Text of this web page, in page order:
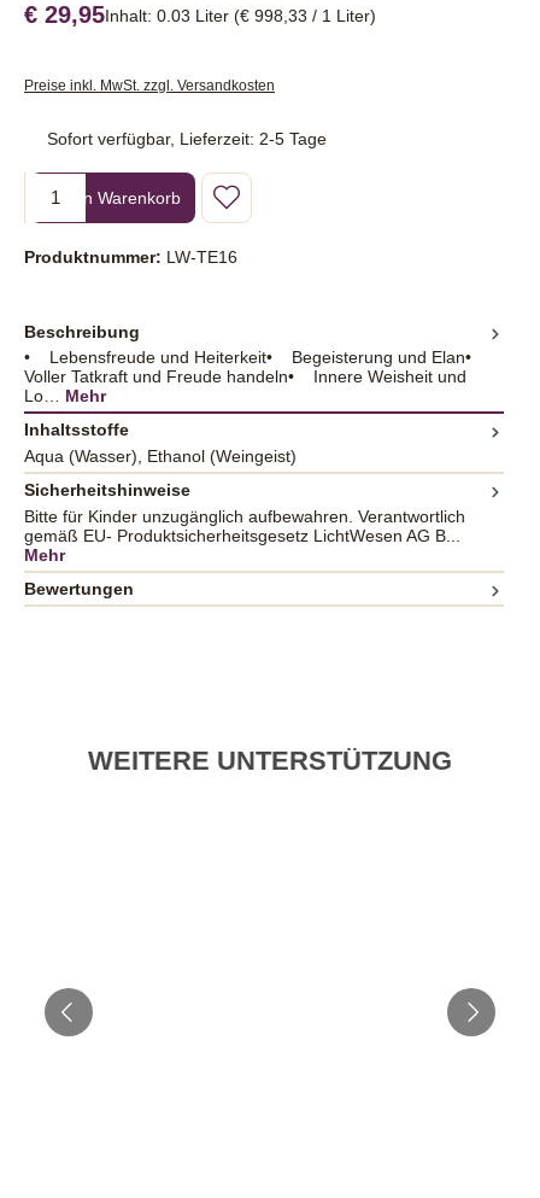
€ 29,95Inhalt: 0.03 Liter (€ 998,33 / 1 Liter)
Preise inkl. MwSt. zzgl. Versandkosten
Sofort verfügbar, Lieferzeit: 2-5 Tage
Produkt Anzahl: Gib den gewünschten Wert ein oder benutze die
In den Warenkorb
Produktnummer: LW-TE16
Beschreibung
• Lebensfreude und Heiterkeit• Begeisterung und Elan•
Voller Tatkraft und Freude handeln• Innere Weisheit und
Lo… Mehr
Inhaltsstoffe
Aqua (Wasser), Ethanol (Weingeist)
Sicherheitshinweise
Bitte für Kinder unzugänglich aufbewahren. Verantwortlich
gemäß EU- Produktsicherheitsgesetz LichtWesen AG B...
Mehr
Bewertungen
WEITERE UNTERSTÜTZUNG